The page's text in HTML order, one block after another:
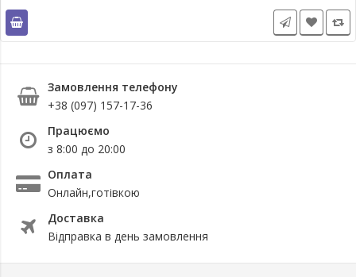
Замовлення телефону
+38 (097) 157-17-36
Працюємо
з 8:00 до 20:00
Оплата
Онлайн,готівкою
Доставка
Відправка в день замовлення